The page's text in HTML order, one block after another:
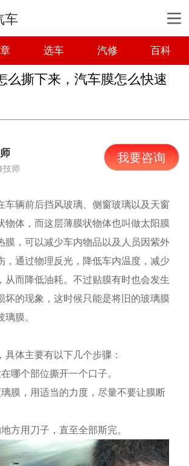
车
选车 汽修 百科
么撕下来，汽车膜怎么快速
技师
我要咨询
车辆前后挡风玻璃、侧窗玻璃以及天窗
物体，而这层薄膜状物体也叫做太阳膜
膜，可以减少车内物品以及人员因紫外
，通过物理反光，降低车内温度，减少
从而降低油耗。不过贴膜有时也会发生
坏的现象，这时候只能是将旧的玻璃膜
膜。
具体主要有以下几个步骤：
哪个部位撕开一个口子。
膜，用适当的力度，尽量不要让膜断
方用刀子，直至全部斯完。